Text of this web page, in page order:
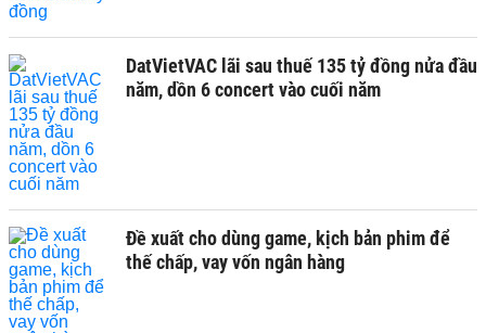
DatVietVAC lãi sau thuế 135 tỷ đồng nửa đầu
năm, dồn 6 concert vào cuối năm
Đề xuất cho dùng game, kịch bản phim để
thế chấp, vay vốn ngân hàng